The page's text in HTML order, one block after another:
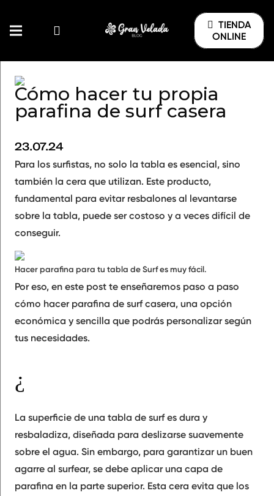
TIENDA
ONLINE
Cómo hacer tu propia
parafina de surf casera
23.07.24
Para los surfistas, no solo la tabla es esencial, sino
también la cera que utilizan. Este producto,
fundamental para evitar resbalones al levantarse
sobre la tabla, puede ser costoso y a veces difícil de
conseguir.
Hacer parafina para tu tabla de Surf es muy fácil.
Por eso, en este post te enseñaremos paso a paso
cómo hacer parafina de surf casera, una opción
económica y sencilla que podrás personalizar según
tus necesidades.
¿Por qué es importante la parafina en el surf?
La superficie de una tabla de surf es dura y
resbaladiza, diseñada para deslizarse suavemente
sobre el agua. Sin embargo, para garantizar un buen
agarre al surfear, se debe aplicar una capa de
parafina en la parte superior. Esta cera evita que los